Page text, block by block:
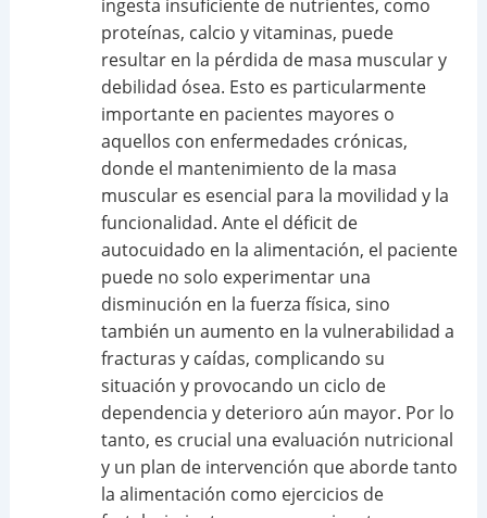
ingesta insuficiente de nutrientes, como
proteínas, calcio y vitaminas, puede
resultar en la pérdida de masa muscular y
debilidad ósea. Esto es particularmente
importante en pacientes mayores o
aquellos con enfermedades crónicas,
donde el mantenimiento de la masa
muscular es esencial para la movilidad y la
funcionalidad. Ante el déficit de
autocuidado en la alimentación, el paciente
puede no solo experimentar una
disminución en la fuerza física, sino
también un aumento en la vulnerabilidad a
fracturas y caídas, complicando su
situación y provocando un ciclo de
dependencia y deterioro aún mayor. Por lo
tanto, es crucial una evaluación nutricional
y un plan de intervención que aborde tanto
la alimentación como ejercicios de